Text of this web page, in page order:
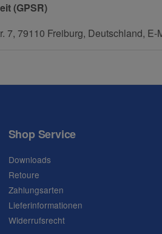
(GPSR)
7, 79110 Freiburg, Deutschland, E-
Shop Service
Downloads
Retoure
Zahlungsarten
Lieferinformationen
Widerrufsrecht